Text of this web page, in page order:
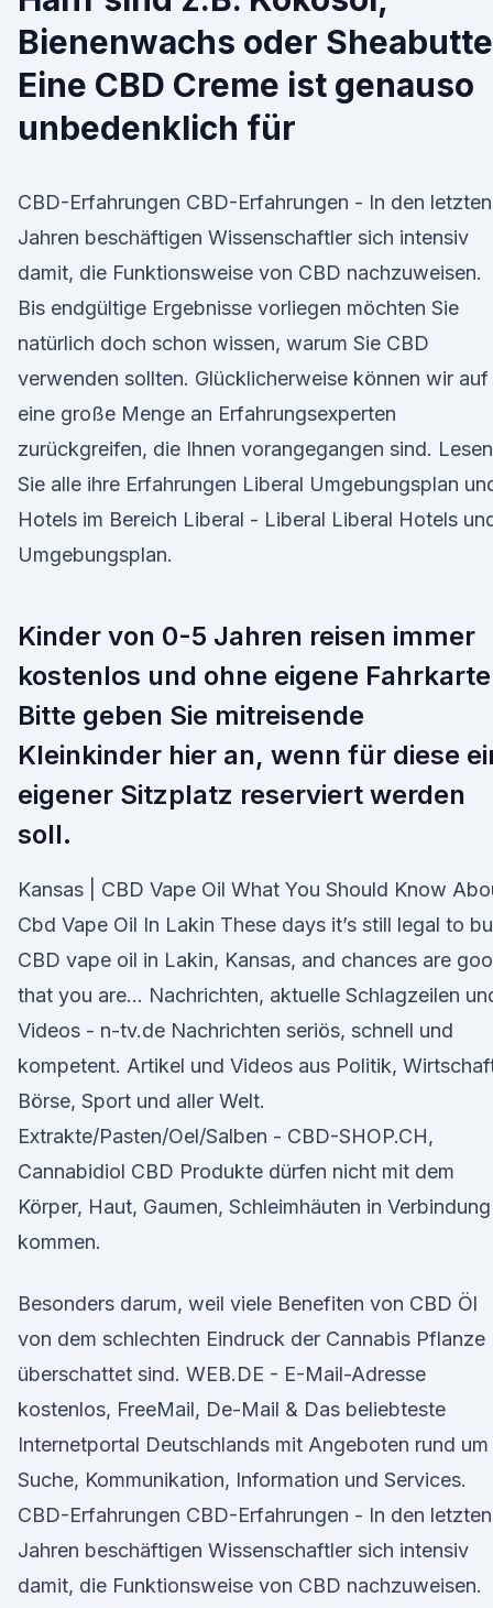
Bienenwachs oder
Eine CBD Creme ist genauso
unbedenklich für
CBD-Erfahrungen CBD-Erfahrungen - In den letzten
Jahren beschäftigen Wissenschaftler sich intensiv
damit, die Funktionsweise von CBD nachzuweisen.
Bis endgültige Ergebnisse vorliegen möchten Sie
natürlich doch schon wissen, warum Sie CBD
verwenden sollten. Glücklicherweise können wir auf
eine große Menge an Erfahrungsexperten
zurückgreifen, die Ihnen vorangegangen sind. Lesen
Sie alle ihre Erfahrungen Liberal Umgebungsplan
Hotels im Bereich Liberal - Liberal Liberal Hotels
Umgebungsplan.
Kinder von 0-5 Jahren reisen immer
kostenlos und ohne eigene
Bitte geben Sie mitreisende
Kleinkinder hier an, wenn für diese
eigener Sitzplatz reserviert werden
soll.
Kansas | CBD Vape Oil What You Should Know
Cbd Vape Oil In Lakin These days it’s still legal to
CBD vape oil in Lakin, Kansas, and chances are
that you are… Nachrichten, aktuelle Schlagzeilen
Videos - n-tv.de Nachrichten seriös, schnell und
kompetent. Artikel und Videos aus Politik,
Börse, Sport und aller Welt.
Extrakte/Pasten/Oel/Salben - CBD-SHOP.CH,
Cannabidiol CBD Produkte dürfen nicht mit dem
Körper, Haut, Gaumen, Schleimhäuten in Verbindung
kommen.
Besonders darum, weil viele Benefiten von CBD Öl
von dem schlechten Eindruck der Cannabis Pflanze
überschattet sind. WEB.DE - E-Mail-Adresse
kostenlos, FreeMail, De-Mail & Das beliebteste
Internetportal Deutschlands mit Angeboten rund um
Suche, Kommunikation, Information und Services.
CBD-Erfahrungen CBD-Erfahrungen - In den letzten
Jahren beschäftigen Wissenschaftler sich intensiv
damit, die Funktionsweise von CBD nachzuweisen.